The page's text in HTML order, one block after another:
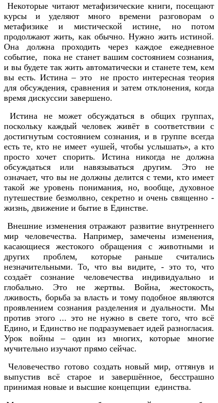
Некоторые читают метафизические книги, посещают
курсы и уделяют много времени разговорам о
метафизике и мистической истине, но потом
продолжают жить, как обычно. Нужно жить истиной.
Она должна проходить через каждое ежедневное
событие, пока не станет вашим состоянием сознания,
и вы будете так жить автоматически и станете тем, кем
вы есть. Истина – это не просто интересная теория
для обсуждения, сравнения и затем отклонения, когда
время дискуссии завершено.
Истина не может обсуждаться в общих группах,
поскольку каждый человек живёт в соответствии с
достигнутым состоянием сознания, и в группе всегда
есть те, кто не имеет «ушей, чтобы услышать», а кто
просто хочет спорить. Истина никогда не должна
обсуждаться или навязываться другим. Это не
означает, что вы не должны делится с теми, кто имеет
такой же уровень понимания, но, вообще, духовное
путешествие безмолвно, секретно и очень священно -
жизнь, движение и бытие в Единстве.
Внешние изменения отражают развитие внутреннего
мир человечества. Например, замечены изменения,
касающиеся жестокого обращения с животными и
других проблем, которые раньше считались
незначительными. То, что вы видите, - это то, что
создаёт сознание человечества индивидуально и
глобально. Это не жертвы. Война, жестокость,
лживость, борьба за власть и тому подобное являются
проявлением сознания разделения и дуальности. Мы
против этого ... это не нужно в свете того, что всё
Едино, и Единство не подразумевает идей разногласия.
Урок войны – один из многих, которые многие
мучительно изучают прямо сейчас.
Человечество готово создать новый мир, оттянув и
выпустив всё старое и завершённое, бесстрашно
принимая новые и высшие концепции единства.